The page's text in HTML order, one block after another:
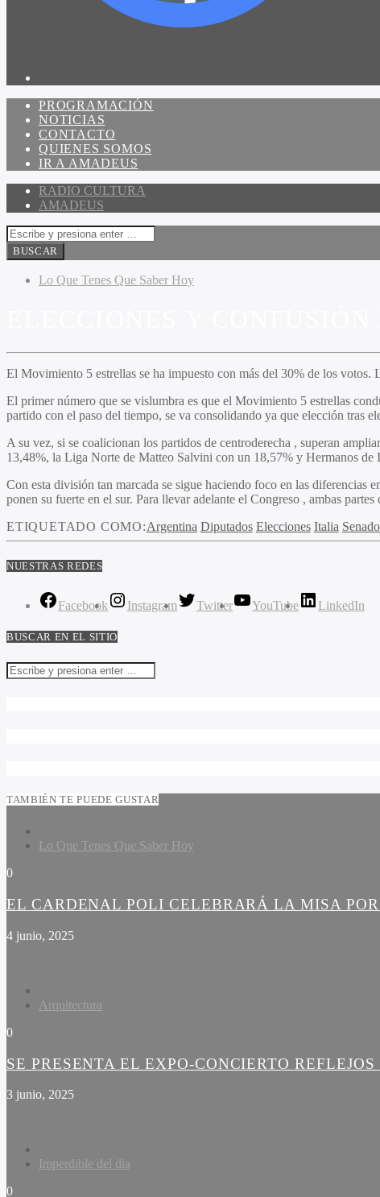
PROGRAMACIÓN
NOTICIAS
CONTACTO
QUIENES SOMOS
IR A AMADEUS
RADIO CULTURA
AMADEUS
Lo Que Tenes Que Saber Hoy
El Movimiento 5 estrellas se ha impuesto con más del 30% de los
El primer número que se vislumbra es que el Movimiento 5 estrellas
partido con el paso del tiempo, se va consolidando ya que elección tras
A su vez, si se coalicionan los partidos de centroderecha , superan
13,48%, la Liga Norte de Matteo Salvini con un 18,57% y Hermanos
Con esta división tan marcada se sigue haciendo foco en las diferencias
ponen su fuerte en el sur. Para llevar adelante el Congreso , ambas
ETIQUETADO COMO:Argentina Diputados Elecciones Italia
NUESTRAS REDES
Facebook Instagram Twitter YouTube LinkedIn
BUSCAR EN EL SITIO
TAMBIÉN TE PUEDE GUSTAR
Lo Que Tenes Que Saber Hoy
0
EL CARDENAL POLI CELEBRARÁ LA MISA
4 junio, 2025
Arquitectura
0
SE PRESENTA EL EXPO-CONCIERTO
3 junio, 2025
Imperdible del dia
0